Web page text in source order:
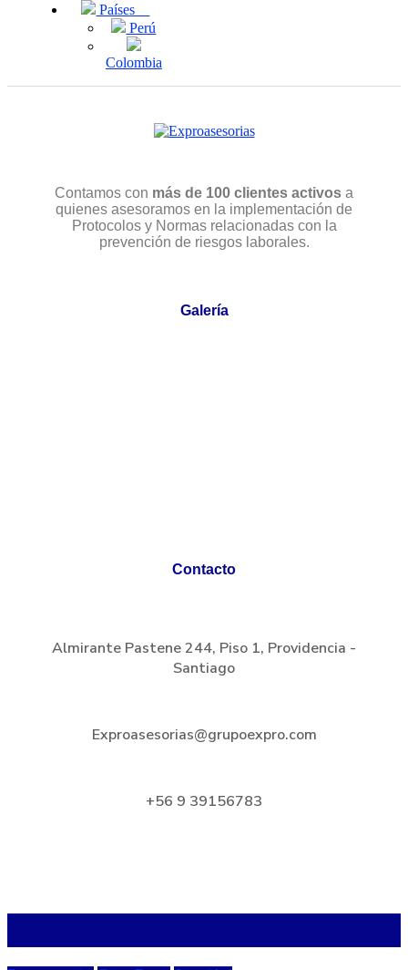
Países
Perú
Colombia
Contamos con más de 100 clientes activos a
quienes asesoramos en la implementación de
Protocolos y Normas relacionadas con la
prevención de riesgos laborales.
Galería
Contacto
Almirante Pastene 244, Piso 1, Providencia -
Santiago
Exproasesorias@grupoexpro.com
+56 9 39156783